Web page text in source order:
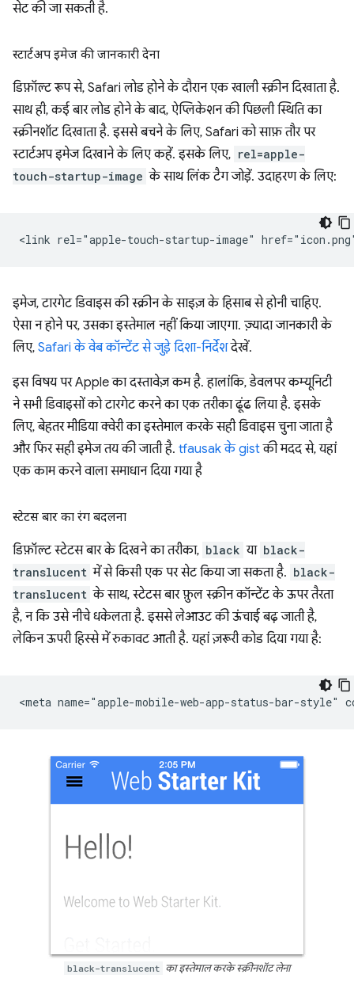
सेट की जा सकती है.
स्टार्टअप इमेज की जानकारी देना
डिफ़ॉल्ट रूप से, Safari लोड होने के दौरान एक खाली स्क्रीन दिखाता है.
साथ ही, कई बार लोड होने के बाद, ऐप्लिकेशन की पिछली स्थिति का
स्क्रीनशॉट दिखाता है. इससे बचने के लिए, Safari को साफ़ तौर पर
स्टार्टअप इमेज दिखाने के लिए कहें. इसके लिए, rel=apple-
touch-startup-image के साथ लिंक टैग जोड़ें. उदाहरण के लिए:
इमेज, टारगेट डिवाइस की स्क्रीन के साइज़ के हिसाब से होनी चाहिए.
ऐसा न होने पर, उसका इस्तेमाल नहीं किया जाएगा. ज़्यादा जानकारी के
लिए, Safari के वेब कॉन्टेंट से जुड़े दिशा-निर्देशदेखें.
इस विषय पर Apple का दस्तावेज़ कम है. हालांकि, डेवलपर कम्यूनिटी
ने सभी डिवाइसों को टारगेट करने का एक तरीका ढूंढ लिया है. इसके
लिए, बेहतर मीडिया क्वेरी का इस्तेमाल करके सही डिवाइस चुना जाता है
और फिर सही इमेज तय की जाती है. tfausak के gistकी मदद से, यहां
एक काम करने वाला समाधान दिया गया है
स्टेटस बार का रंग बदलना
डिफ़ॉल्ट स्टेटस बार के दिखने का तरीका, black या black-
translucent में से किसी एक पर सेट किया जा सकता है. black-
translucent के साथ, स्टेटस बार फ़ुल स्क्रीन कॉन्टेंट के ऊपर तैरता
है, न कि उसे नीचे धकेलता है. इससे लेआउट की ऊंचाई बढ़ जाती है,
लेकिन ऊपरी हिस्से में रुकावट आती है. यहां ज़रूरी कोड दिया गया है:
black-translucent का इस्तेमाल करके स्क्रीनशॉट लेना